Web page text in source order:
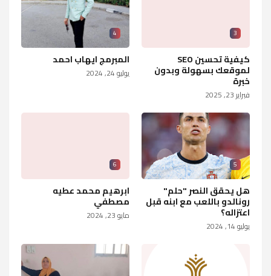
3
كيفية تحسين SEO
لموقعك بسهولة وبدون
خبرة
فبراير 23, 2025
4
المبرمج ايهاب احمد
يوليو 24, 2024
5
هل يحقق النصر "حلم"
رونالدو باللعب مع ابنه قبل
اعتزاله؟
يوليو 14, 2024
6
ابرهيم محمد عطيه
مصطفي
مايو 23, 2024